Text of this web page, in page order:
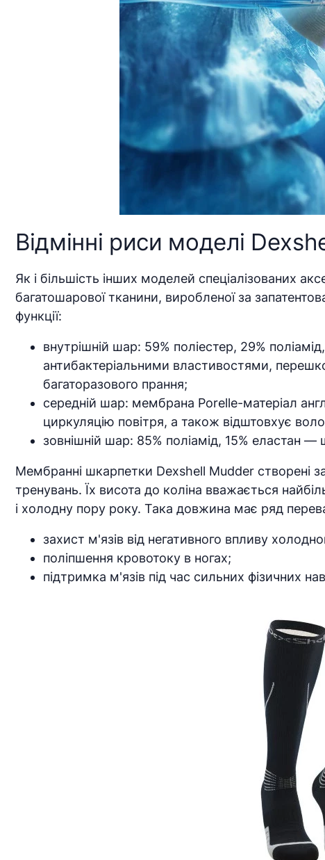
Відмінні риси моделі
Як і більшість інших моделей спеціалізованих
багатошарової тканини, виробленої за
функції:
внутрішній шар: 59% поліестер, 29%
антибактеріальними властивостями,
багаторазового прання;
середній шар: мембрана Porelle-матеріал
циркуляцію повітря, а також відштовхує
зовнішній шар: 85% поліамід, 15% еластан
Мембранні шкарпетки Dexshell Mudder створені
тренувань. Їх висота до коліна вважається
і холодну пору року. Така довжина має ряд
захист м'язів від негативного впливу
поліпшення кровотоку в ногах;
підтримка м'язів під час сильних фізичних